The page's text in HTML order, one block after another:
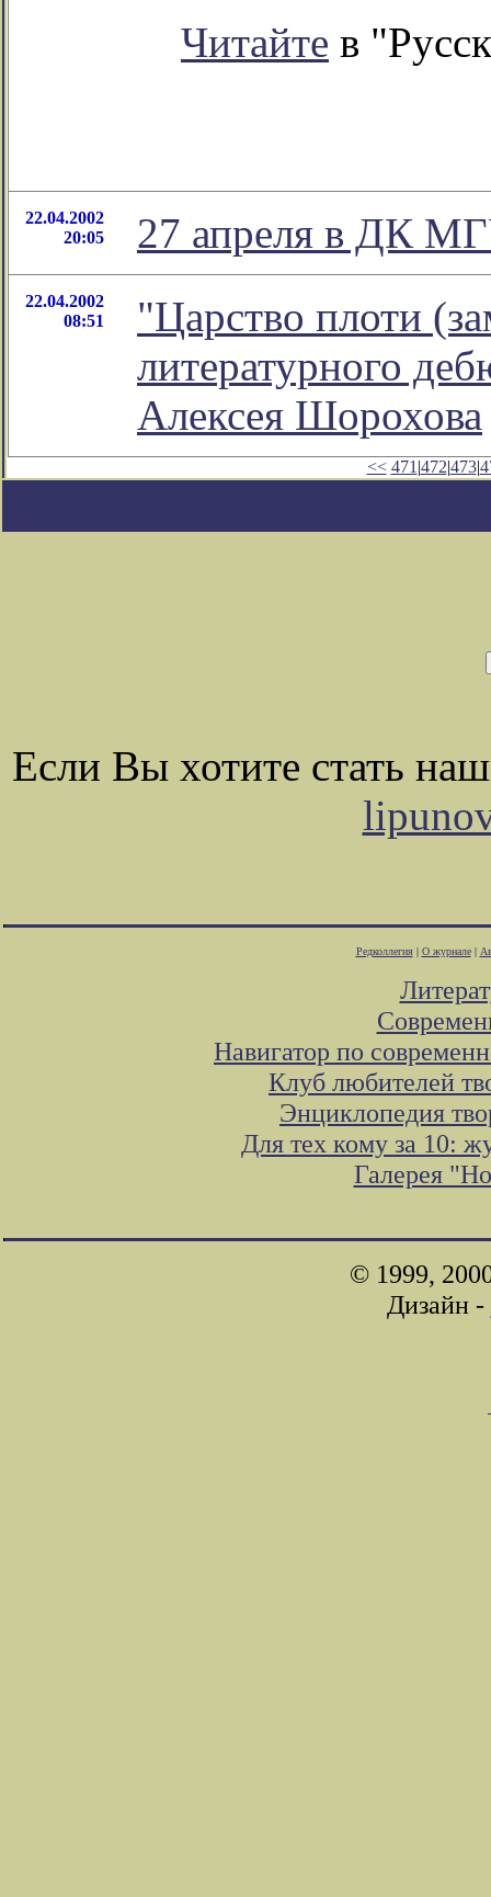
Читайте в
22.04.2002
20:05
27 апреля в ДК
22.04.2002
08:51
"Царство плоти
литературного
Алексея Шорохова
<< 471 |472|473|
Если Вы хотите стать
Редколлегия| О журнале|
Навигатор по
Клуб любителей
Энциклопедия
Для тех кому за 10:
Галерея
© 1999,
Дизайн -